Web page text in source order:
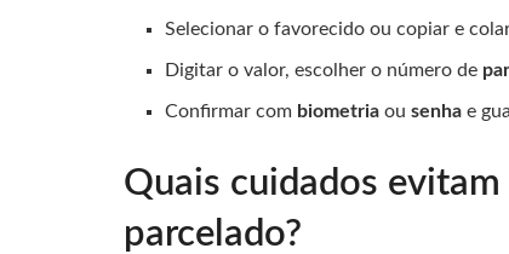
Selecionar o favorecido ou copiar e
Digitar o valor, escolher o número de
Confirmar com biometria ousenha e
Quais cuidados
parcelado?